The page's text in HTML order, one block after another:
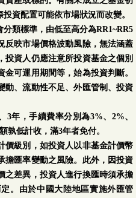
11.6840 -0.0568 -0.48 %
6.9525 -0.0339 -0.49 %
資配置可能依市場狀況而改變。
類標準，由低至高分為RR1~RR5
反映市場價格波動風險，無法涵蓋
投資人仍應注意所投資基金之個別
可運用期間等，始為投資判斷。
動、流動性不足、外匯管制、投資
3年，手續費率分別為3%、2%、
孰低計收，滿3年者免付。
價級別，如投資人以非基金計價幣
擔匯率變動之風險。此外，因投資
之差異，投資人進行換匯時須承擔
。由於中國大陸地區實施外匯管